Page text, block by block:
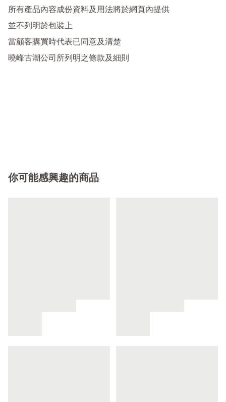
所有產品內容成份資料及用法將於網頁內提供
並不列明於包裝上
當顧客購買時代表已同意及清楚
曉峰古潮公司所列明之條款及細則
你可能感興趣的商品